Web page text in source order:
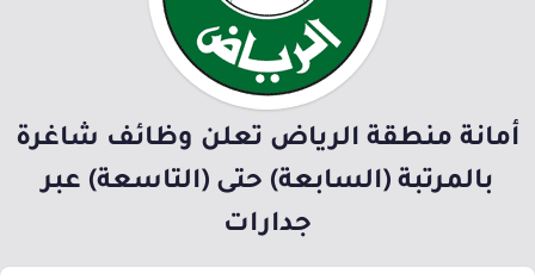
أمانة منطقة الرياض تعلن وظائف شاغرة
بالمرتبة (السابعة) حتى (التاسعة) عبر
جدارات